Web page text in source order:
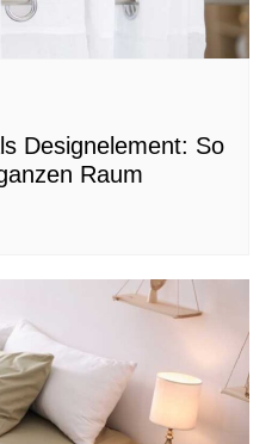
Designelement: So
Raum